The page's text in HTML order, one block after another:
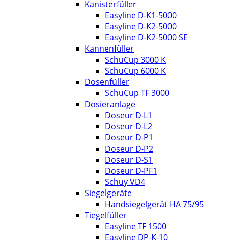
Kanisterfüller
Easyline D-K1-5000
Easyline D-K2-5000
Easyline D-K2-5000 SE
Kannenfüller
SchuCup 3000 K
SchuCup 6000 K
Dosenfüller
SchuCup TF 3000
Dosieranlage
Doseur D-L1
Doseur D-L2
Doseur D-P1
Doseur D-P2
Doseur D-S1
Doseur D-PF1
Schuy VD4
Siegelgeräte
Handsiegelgerät HA 75/95
Tiegelfüller
Easyline TF 1500
Easyline DP-K-10